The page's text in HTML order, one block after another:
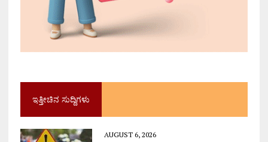
ಇತ್ತೀಚಿನ ಸುದ್ದಿಗಳು
AUGUST 6, 2026